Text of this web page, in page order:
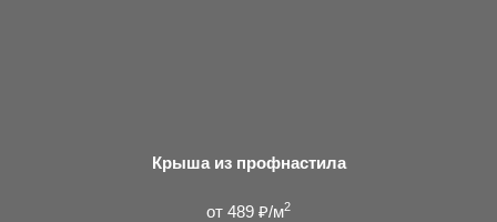
Крыша из профнастила
от 489 ₽/м2